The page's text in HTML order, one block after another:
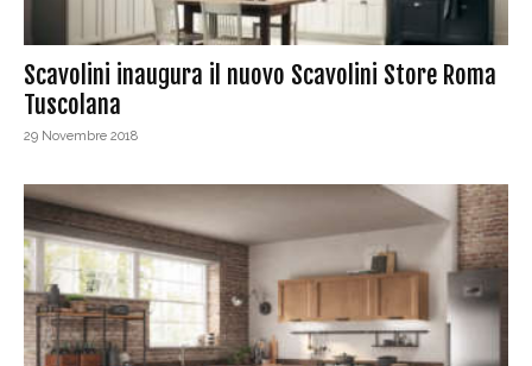
Scavolini inaugura il nuovo Scavolini Store Roma
Tuscolana
29 Novembre 2018